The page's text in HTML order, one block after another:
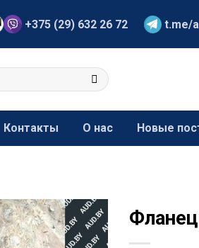
+375 (29) 632 26 72 t.me/
Контакты О нас Новые